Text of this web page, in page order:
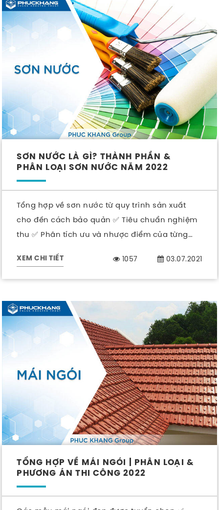
SƠN NƯỚC LÀ GÌ? THÀNH PHẦN &
PHÂN LOẠI SƠN NƯỚC NĂM 2022
Tổng hợp về sơn nước từ quy trình sản xuất
cho đến cách bảo quản ✅ Tiêu chuẩn nghiệm
thu ✅ Phân tích ưu và nhược điểm của từng
XEM CHI TIẾT 1057 03.07.2021
TỔNG HỢP VỀ MÁI NGÓI | PHÂN LOẠI &
PHƯƠNG ÁN THI CÔNG 2022